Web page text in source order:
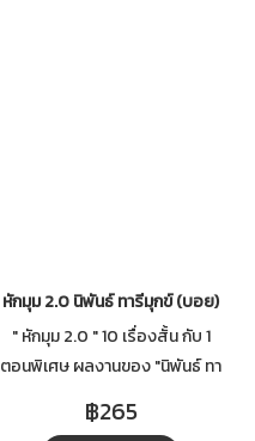
หักมุม 2.0 นิพันธ์ ทารีมุกข์ (บอย)
" หักมุม 2.0 " 10 เรื่องสั้น กับ 1
ตอนพิเศษ ผลงานของ "นิพันธ์ ทา
ในการอ่านไปกับอาการ ‘อิหยังวะ’
฿265